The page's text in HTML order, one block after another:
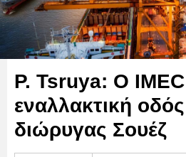
P. Tsruya: Ο
εναλλακτική οδός
διώρυγας Σουέζ